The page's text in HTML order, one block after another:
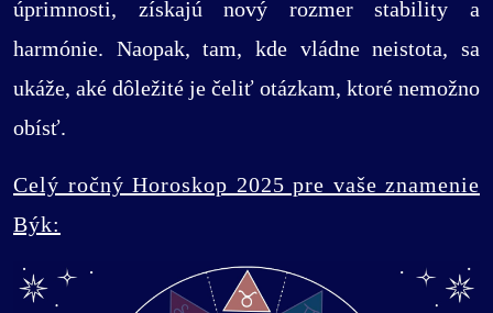
úprimnosti, získajú nový rozmer stability a
harmónie. Naopak, tam, kde vládne neistota, sa
ukáže, aké dôležité je čeliť otázkam, ktoré nemožno
obísť.
Celý ročný Horoskop 2025 pre vaše znamenie
Býk: